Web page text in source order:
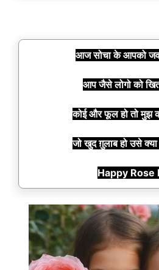
आज सोचा के आपको
आप जैसे लोगो को
कोई और फूल हो तो मुझ
जो खुद ग़ुलाब हो उसे क्या
Happy Rose